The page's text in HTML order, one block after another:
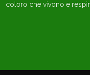
coloro che vivono e